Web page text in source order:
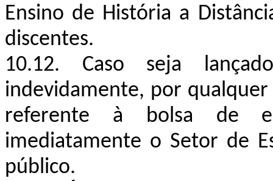
Ensino de História a
discentes.
10.12. Caso seja
indevidamente, por
referente à bolsa de
imediatamente o Setor de
público.